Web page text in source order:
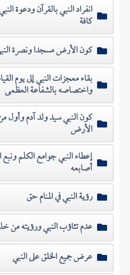
انفراد النبي بالقرآن ودعوة
كافة
كون الأرض مسجدا ونصرة
بقاء معجزات النبي إلى يوم
واختصاصه بالشفاعة العظمى
كون النبي سيد ولد آدم وأول
الأرض
إعطاء النبي جوامع الكلم ونبع
أصابعه
رؤية النبي في المنام حق
عدم تثاؤب النبي ورؤيته من
عرض جميع الخلق على النبي